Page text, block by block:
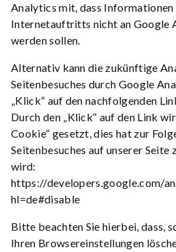
Analytics mit, dass Informationen
Internetauftritts nicht an Google
werden sollen.
Alternativ kann die zukünftige
Seitenbesuches durch Google
„Klick“ auf den nachfolgenden
Durch den „Klick“ auf den Link
Cookie“ gesetzt, dies hat zur
Seitenbesuches auf unserer
wird:
https://developers.google.com/
hl=de#disable
Bitte beachten Sie hierbei, dass,
Ihren Browsereinstellungen